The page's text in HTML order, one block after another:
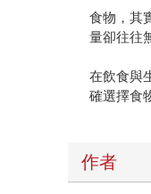
食物，其
量卻往往
在飲食與
確選擇食
作者